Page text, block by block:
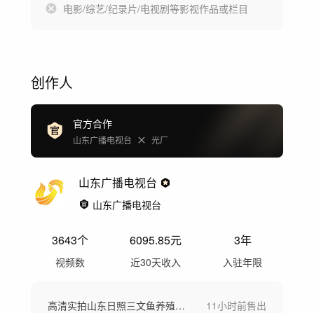
电影/综艺/纪录片/电视剧等影视作品或栏目
创作人
官方合作
山东广播电视台 光厂
山东广播电视台
山东广播电视台
3643个
视频数
6095.85元
近30天收入
3年
入驻年限
高清实拍山东日照三文鱼养殖加工空镜 11小时前售出